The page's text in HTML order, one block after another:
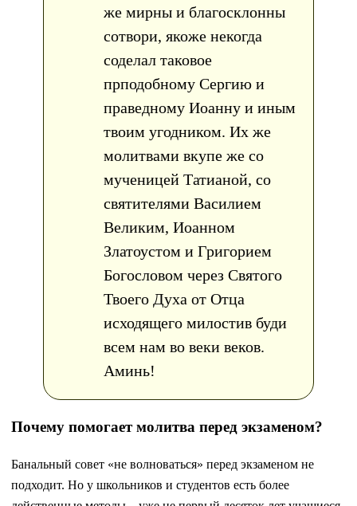
же мирны и благосклонны
сотвори, якоже некогда
соделал таковое
прподобному Сергию и
праведному Иоанну и иным
твоим угодником. Их же
молитвами вкупе же со
мученицей Татианой, со
святителями Василием
Великим, Иоанном
Златоустом и Григорием
Богословом через Святого
Твоего Духа от Отца
исходящего милостив буди
всем нам во веки веков.
Аминь!
Почему помогает молитва перед экзаменом?
Банальный совет «не волноваться» перед экзаменом не
подходит. Но у школьников и студентов есть более